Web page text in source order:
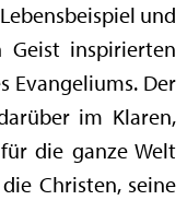
und
inspirierten
Evangeliums. Der
im Klaren,
die ganze Welt
Christen, seine